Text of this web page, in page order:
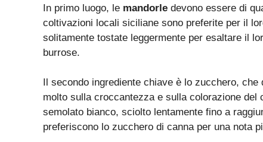
In primo luogo, le mandorle devono essere di
coltivazioni locali siciliane sono preferite per il
solitamente tostate leggermente per esaltare il
burrose.
Il secondo ingrediente chiave è lo zucchero,
molto sulla croccantezza e sulla colorazione
semolato bianco, sciolto lentamente fino a
preferiscono lo zucchero di canna per una nota